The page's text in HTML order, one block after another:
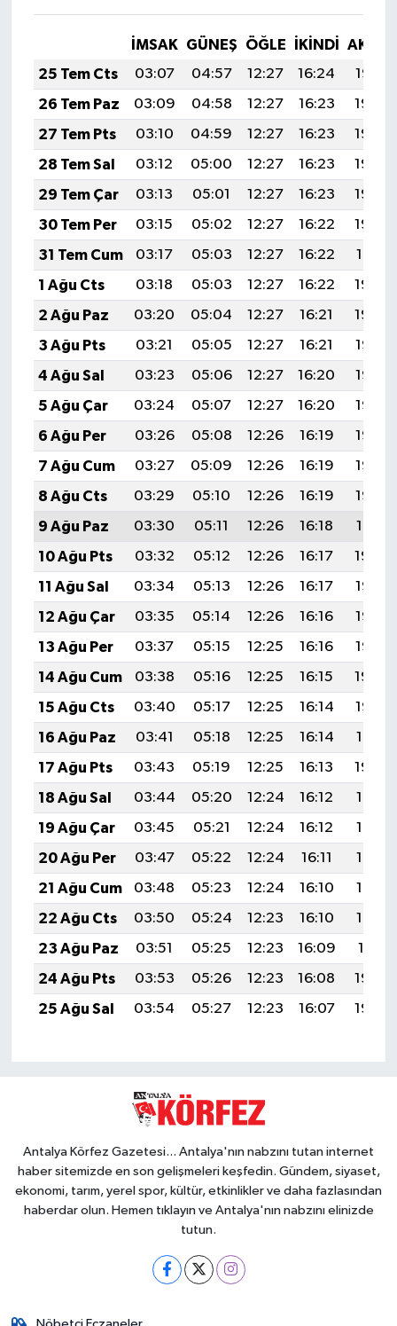
İMSAK GÜNEŞ ÖĞLE İKINDI
25 Tem Cts
03:07 04:57 12:27 16:24
19:47
26 Tem Paz
03:09 04:58 12:27 16:23
19:46
27 Tem Pts
03:10 04:59 12:27 16:23
19:45
28 Tem Sal
03:12 05:00 12:27 16:23
19:44
29 Tem Çar
03:13 05:01 12:27 16:23
19:43
30 Tem Per
03:15 05:02 12:27 16:22
19:42
31 Tem Cum
03:17 05:03 12:27 16:22
19:41
1 Ağu Cts
03:18 05:03 12:27 16:22
19:40
2 Ağu Paz
03:20 05:04 12:27 16:21
19:39
3 Ağu Pts
03:21 05:05 12:27 16:21
19:38
4 Ağu Sal
03:23 05:06 12:27 16:20
19:37
5 Ağu Çar
03:24 05:07 12:27 16:20
19:36
6 Ağu Per
03:26 05:08 12:26 16:19
19:35
7 Ağu Cum
03:27 05:09 12:26 16:19
19:33
8 Ağu Cts
03:29 05:10 12:26 16:19
19:32
9 Ağu Paz
03:30 05:11 12:26 16:18
19:31
10 Ağu Pts
03:32 05:12 12:26 16:17
19:29
11 Ağu Sal
03:34 05:13 12:26 16:17
19:28
12 Ağu Çar
03:35 05:14 12:26 16:16
19:27
13 Ağu Per
03:37 05:15 12:25 16:16
19:25
14 Ağu Cum
03:38 05:16 12:25 16:15
19:24
15 Ağu Cts
03:40 05:17 12:25 16:14
19:23
16 Ağu Paz
03:41 05:18 12:25 16:14
19:21
17 Ağu Pts
03:43 05:19 12:25 16:13
19:20
18 Ağu Sal
03:44 05:20 12:24 16:12
19:18
19 Ağu Çar
03:45 05:21 12:24 16:12
19:17
20 Ağu Per
03:47 05:22 12:24 16:11
19:16
21 Ağu Cum
03:48 05:23 12:24 16:10
19:14
22 Ağu Cts
03:50 05:24 12:23 16:10
19:13
23 Ağu Paz
03:51 05:25 12:23 16:09
19:11
24 Ağu Pts
03:53 05:26 12:23 16:08
19:09
25 Ağu Sal
03:54 05:27 12:23 16:07 19:08
Antalya Körfez Gazetesi... Antalya'nın nabzını tutan internet
haber sitemizde en son gelişmeleri keşfedin. Gündem, siyaset,
ekonomi, tarım, yerel spor, kültür, etkinlikler ve daha fazlasından
haberdar olun. Hemen tıklayın ve Antalya'nın nabzını elinizde
tutun.